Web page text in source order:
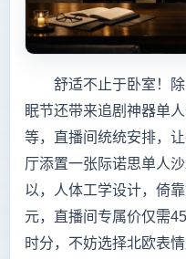
舒适不止于卧室！
眠节还带来追剧神器单
等，直播间统统安排，
厅添置一张际诺思单人
以，人体工学设计，倚
元，直播间专属价仅需
时分，不妨选择北欧表